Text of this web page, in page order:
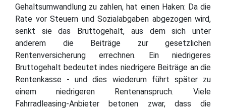
Gehaltsumwandlung zu zahlen, hat einen Haken: Da die
Rate vor Steuern und Sozialabgaben abgezogen wird,
senkt sie das Bruttogehalt, aus dem sich unter
anderem die Beiträge zur gesetzlichen
Rentenversicherung errechnen. Ein niedrigeres
Bruttogehalt bedeutet indes niedrigere Beiträge an die
Rentenkasse - und dies wiederum führt später zu
einem niedrigeren Rentenanspruch. Viele
Fahrradleasing-Anbieter betonen zwar, dass die